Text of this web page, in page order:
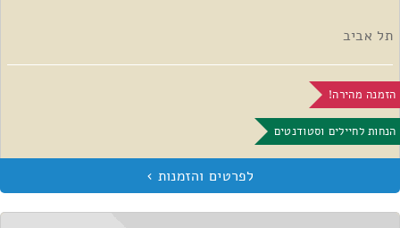
תל אביב
הזמנה מהירה!
הנחות לחיילים וסטודנטים